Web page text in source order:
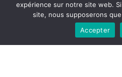
Copyright 2024 - ID
Mentions
expérience sur notre site web.
site, nous supposerons
Accepter